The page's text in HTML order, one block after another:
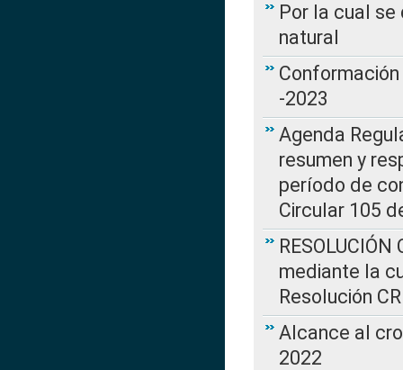
Por la cual
natural
-2023
Agenda
resumen y
período de
Circular 105
mediante la
Resolución
Alcance al
2022